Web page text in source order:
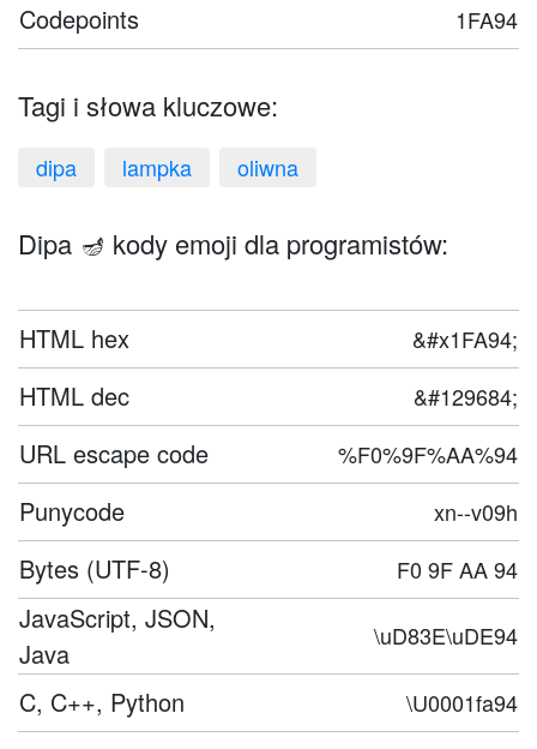
Codepoints 1FA94
Tagi i słowa kluczowe:
dipa lampka oliwna
Dipa 🪔 kody emoji dla programistów:
HTML hex &#x1FA94;
HTML dec &#129684;
URL escape code %F0%9F%AA%94
Punycode xn--v09h
Bytes (UTF-8) F0 9F AA 94
JavaScript, JSON,
Java
\uD83E\uDE94
C, C++, Python \U0001fa94